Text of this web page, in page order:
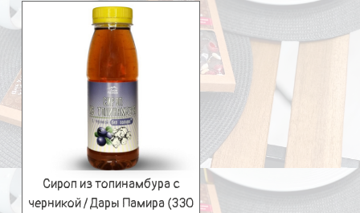
Сироп из топинамбура с
черникой / Дары Памира (330